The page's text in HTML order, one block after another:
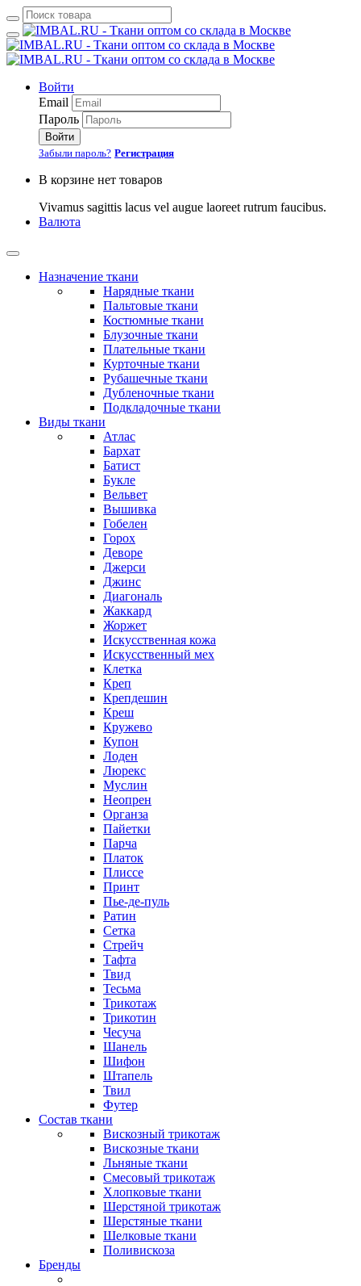
Войти
Email
Пароль
Войти
Забыли пароль? Регистрация
В корзине нет товаров
Vivamus sagittis lacus vel augue laoreet rutrum faucibus.
Валюта
Назначение ткани
Нарядные ткани
Пальтовые ткани
Костюмные ткани
Блузочные ткани
Плательные ткани
Курточные ткани
Рубашечные ткани
Дубленочные ткани
Подкладочные ткани
Виды ткани
Атлас
Бархат
Батист
Букле
Вельвет
Вышивка
Гобелен
Горох
Деворе
Джерси
Джинс
Диагональ
Жаккард
Жоржет
Искусственная кожа
Искусственный мех
Клетка
Креп
Крепдешин
Креш
Кружево
Купон
Лоден
Люрекс
Муслин
Неопрен
Органза
Пайетки
Парча
Платок
Плиссе
Принт
Пье-де-пуль
Ратин
Сетка
Стрейч
Тафта
Твид
Тесьма
Трикотаж
Трикотин
Чесуча
Шанель
Шифон
Штапель
Твил
Футер
Состав ткани
Вискозный трикотаж
Вискозные ткани
Льняные ткани
Смесовый трикотаж
Хлопковые ткани
Шерстяной трикотаж
Шерстяные ткани
Шелковые ткани
Поливискоза
Бренды